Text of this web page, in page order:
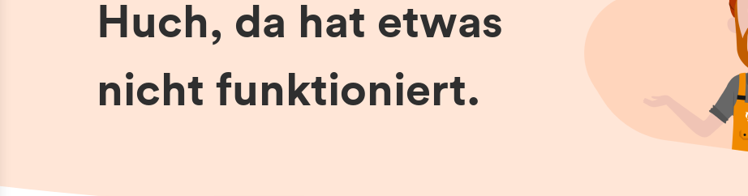
Huch, da hat etwas
nicht funktioniert.